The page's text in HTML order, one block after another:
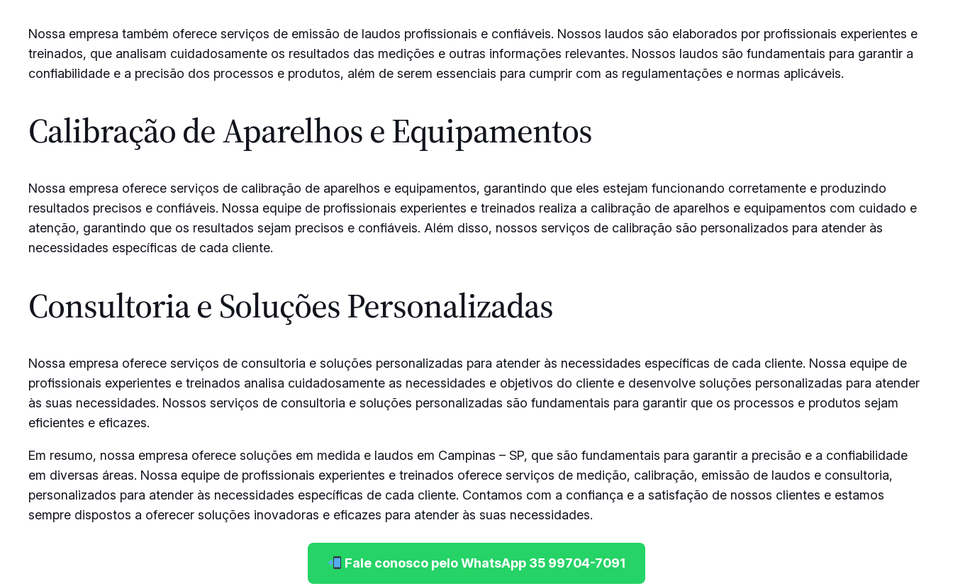
Nossa empresa também oferece serviços de emissão de laudos profissionais e confiáveis. Nossos laudos são elaborados por profissionais experientes e
treinados, que analisam cuidadosamente os resultados das medições e outras informações relevantes. Nossos laudos são fundamentais para garantir a
confiabilidade e a precisão dos processos e produtos, além de serem essenciais para cumprir com as regulamentações e normas aplicáveis.
Calibração de Aparelhos e Equipamentos
Nossa empresa oferece serviços de calibração de aparelhos e equipamentos, garantindo que eles estejam funcionando corretamente e produzindo
resultados precisos e confiáveis. Nossa equipe de profissionais experientes e treinados realiza a calibração de aparelhos e equipamentos com cuidado e
atenção, garantindo que os resultados sejam precisos e confiáveis. Além disso, nossos serviços de calibração são personalizados para atender às
necessidades específicas de cada cliente.
Consultoria e Soluções Personalizadas
Nossa empresa oferece serviços de consultoria e soluções personalizadas para atender às necessidades específicas de cada cliente. Nossa equipe de
profissionais experientes e treinados analisa cuidadosamente as necessidades e objetivos do cliente e desenvolve soluções personalizadas para atender
às suas necessidades. Nossos serviços de consultoria e soluções personalizadas são fundamentais para garantir que os processos e produtos sejam
eficientes e eficazes.
Em resumo, nossa empresa oferece soluções em medida e laudos em Campinas – SP, que são fundamentais para garantir a precisão e a confiabilidade
em diversas áreas. Nossa equipe de profissionais experientes e treinados oferece serviços de medição, calibração, emissão de laudos e consultoria,
personalizados para atender às necessidades específicas de cada cliente. Contamos com a confiança e a satisfação de nossos clientes e estamos
sempre dispostos a oferecer soluções inovadoras e eficazes para atender às suas necessidades.
Fale conosco pelo WhatsApp 35 99704-7091